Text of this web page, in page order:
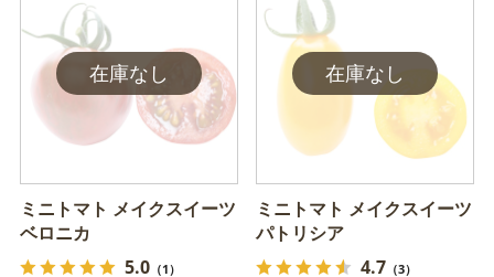
ミニトマト メイクスイーツ
ベロニカ
5.0（1）
ミニトマト メイクスイーツ
パトリシア
4.7（3）